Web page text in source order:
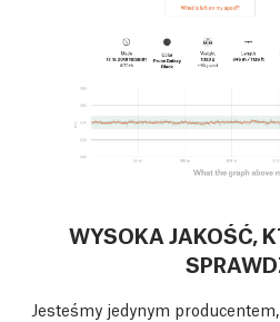
WYSOKA JAKOŚĆ,
Jesteśmy jedynym